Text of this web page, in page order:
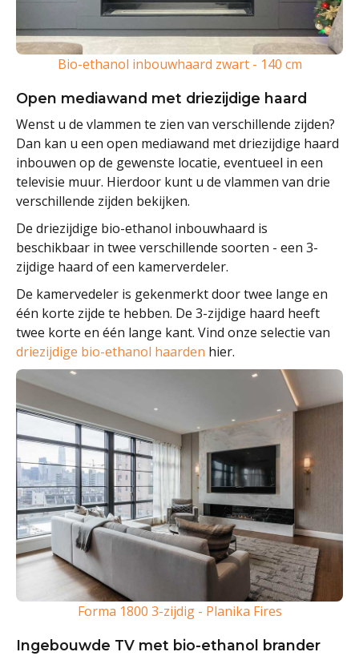
Bio-ethanol inbouwhaard zwart - 140 cm
Open mediawand met driezijdige haard
Wenst u de vlammen te zien van verschillende zijden?
Dan kan u een open mediawand met driezijdige haard
inbouwen op de gewenste locatie, eventueel in een
televisie muur. Hierdoor kunt u de vlammen van drie
verschillende zijden bekijken.
De driezijdige bio-ethanol inbouwhaard is
beschikbaar in twee verschillende soorten - een 3-
zijdige haard of een kamerverdeler.
De kamervedeler is gekenmerkt door twee lange en
één korte zijde te hebben. De 3-zijdige haard heeft
twee korte en één lange kant. Vind onze selectie van
driezijdige bio-ethanol haarden hier.
Forma 1800 3-zijdig - Planika Fires
Ingebouwde TV met bio-ethanol brander